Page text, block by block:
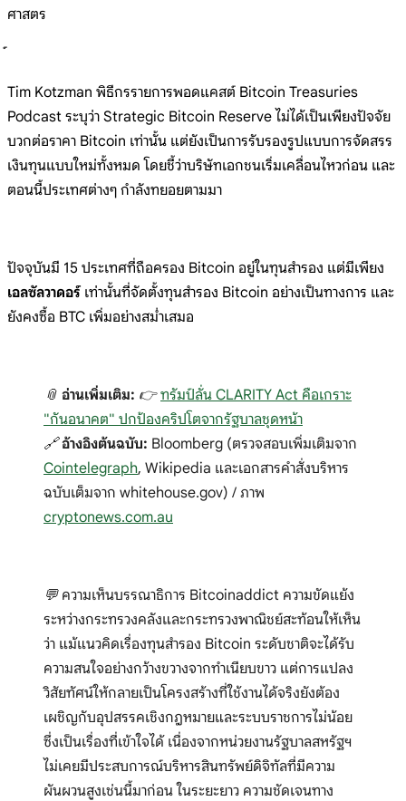
ศาสตร
Tim Kotzman พิธีกรรายการพอดแคสต์ Bitcoin Treasuries
Podcast ระบุว่า Strategic Bitcoin Reserve ไม่ได้เป็นเพียงปัจจัย
บวกต่อราคา Bitcoin เท่านั้น แต่ยังเป็นการรับรองรูปแบบการจัดสรร
เงินทุนแบบใหม่ทั้งหมดโดยชี้ว่าบริษัทเอกชนเริ่มเคลื่อนไหวก่อน และ
ตอนนี้ประเทศต่างๆ กำลังทยอยตามมา
ปัจจุบันมี 15 ประเทศที่ถือครอง Bitcoin อยู่ในทุนสำรอง แต่มีเพียง
เอลซัลวาดอร์ เท่านั้นที่จัดตั้งทุนสำรอง Bitcoin อย่างเป็นทางการ และ
ยังคงซื้อ BTC เพิ่มอย่างสม่ำเสมอ
📎 อ่านเพิ่มเติม: 👉ทรัมป์ลั่น CLARITY Act คือเกราะ
"กันอนาคต" ปกป้องคริปโตจากรัฐบาลชุดหน้า
🔗อ้างอิงต้นฉบับ: Bloomberg (ตรวจสอบเพิ่มเติมจาก
Cointelegraph, Wikipedia และเอกสารคำสั่งบริหาร
ฉบับเต็มจาก whitehouse.gov) / ภาพ
cryptonews.com.au
💬 ความเห็นบรรณาธิการ Bitcoinaddict ความขัดแย้ง
ระหว่างกระทรวงคลังและกระทรวงพาณิชย์สะท้อนให้เห็น
ว่า แม้แนวคิดเรื่องทุนสำรอง Bitcoin ระดับชาติจะได้รับ
ความสนใจอย่างกว้างขวางจากทำเนียบขาว แต่การแปลง
วิสัยทัศน์ให้กลายเป็นโครงสร้างที่ใช้งานได้จริงยังต้อง
เผชิญกับอุปสรรคเชิงกฎหมายและระบบราชการไม่น้อย
ซึ่งเป็นเรื่องที่เข้าใจได้ เนื่องจากหน่วยงานรัฐบาลสหรัฐฯ
ไม่เคยมีประสบการณ์บริหารสินทรัพย์ดิจิทัลที่มีความ
ผันผวนสูงเช่นนี้มาก่อน ในระยะยาว ความชัดเจนทาง